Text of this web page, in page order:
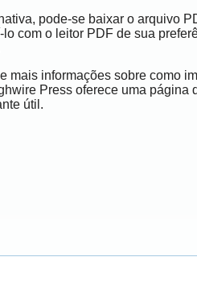
pode-se baixar o arquivo
lo com o leitor PDF de sua
mais informações sobre como
Press oferece uma página
útil.